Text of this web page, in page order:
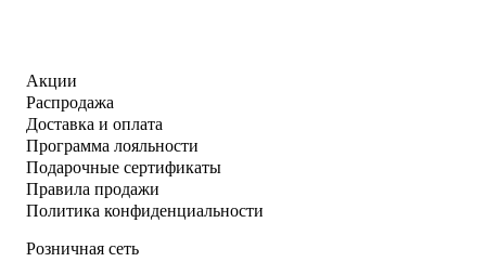
Акции
Распродажа
Доставка и оплата
Программа лояльности
Подарочные сертификаты
Правила продажи
Политика конфиденциальности
Розничная сеть